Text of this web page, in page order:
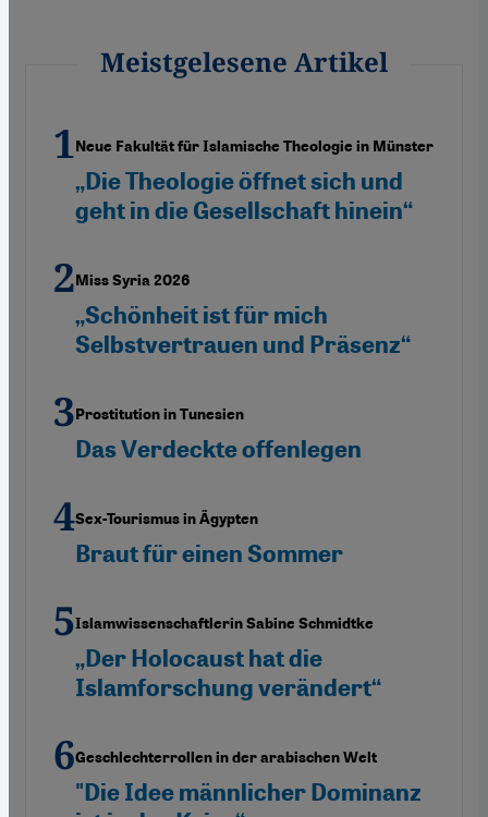
Meistgelesene Artikel
Neue Fakultät für Islamische Theologie in Münster
„Die Theologie öffnet sich und
geht in die Gesellschaft hinein“
Miss Syria 2026
„Schönheit ist für mich
Selbstvertrauen und Präsenz“
Prostitution in Tunesien
Das Verdeckte offenlegen
Sex-Tourismus in Ägypten
Braut für einen Sommer
Islamwissenschaftlerin Sabine Schmidtke
„Der Holocaust hat die
Islamforschung verändert“
Geschlechterrollen in der arabischen Welt
"Die Idee männlicher Dominanz